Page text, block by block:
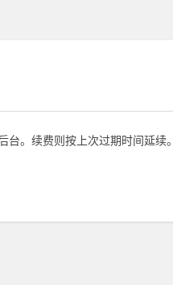
。续费则按上次过期时间延续。